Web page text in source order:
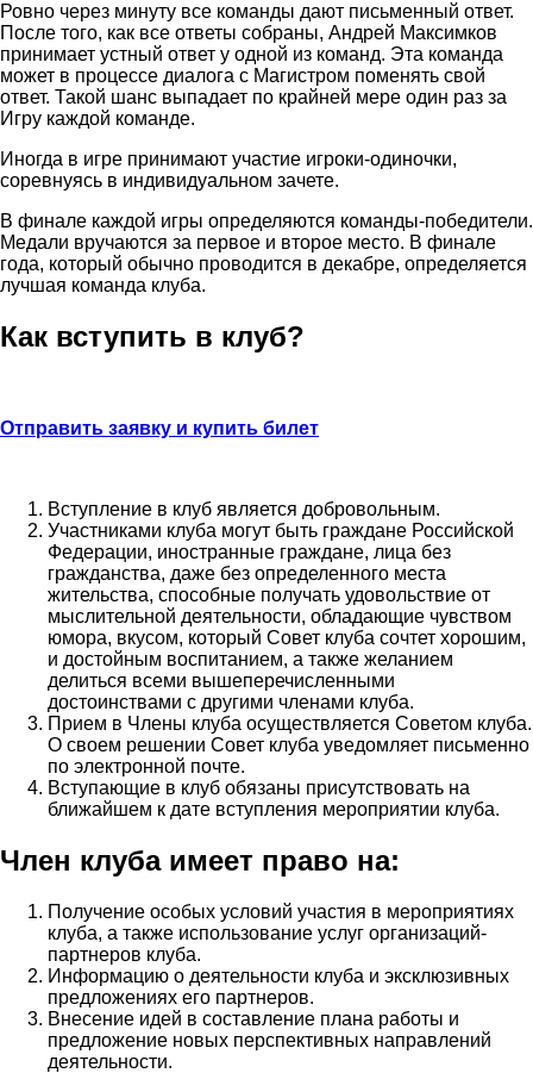
Ровно через минуту все команды дают письменный ответ.
После того, как все ответы собраны, Андрей Максимков
принимает устный ответ у одной из команд. Эта команда
может в процессе диалога с Магистром поменять свой
ответ. Такой шанс выпадает по крайней мере один раз за
Игру каждой команде.
Иногда в игре принимают участие игроки-одиночки,
соревнуясь в индивидуальном зачете.
В финале каждой игры определяются команды-победители.
Медали вручаются за первое и второе место. В финале
года, который обычно проводится в декабре, определяется
лучшая команда клуба.
Как вступить в клуб?
Отправить заявку и купить билет
Вступление в клуб является добровольным.
Участниками клуба могут быть граждане Российской
Федерации, иностранные граждане, лица без
гражданства, даже без определенного места
жительства, способные получать удовольствие от
мыслительной деятельности, обладающие чувством
юмора, вкусом, который Совет клуба сочтет хорошим,
и достойным воспитанием, а также желанием
делиться всеми вышеперечисленными
достоинствами с другими членами клуба.
Прием в Члены клуба осуществляется Советом клуба.
О своем решении Совет клуба уведомляет письменно
по электронной почте.
Вступающие в клуб обязаны присутствовать на
ближайшем к дате вступления мероприятии клуба.
Член клуба имеет право на:
Получение особых условий участия в мероприятиях
клуба, а также использование услуг организаций-
партнеров клуба.
Информацию о деятельности клуба и эксклюзивных
предложениях его партнеров.
Внесение идей в составление плана работы и
предложение новых перспективных направлений
деятельности.